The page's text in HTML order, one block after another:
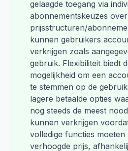
gelaagde toegang via
abonnementskeuzes
prijsstructuren/
kunnen gebruikers
verkrijgen zoals
gebruik. Flexibiliteit biedt
mogelijkheid om een
te stemmen op de
lagere betaalde opties
nog steeds de meest
kunnen verkrijgen
volledige functies
verhoogde prijs,